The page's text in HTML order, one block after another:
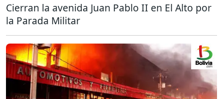
Cierran la avenida Juan Pablo II en El Alto por
la Parada Militar